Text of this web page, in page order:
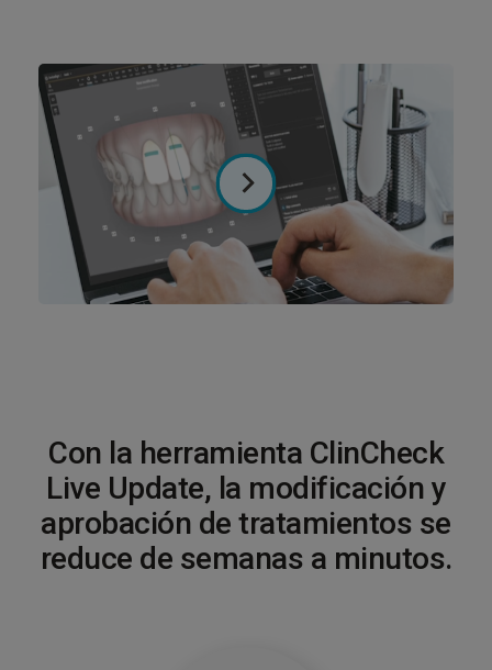
Con la herramienta ClinCheck
Live Update, la modificación y
aprobación de tratamientos se
reduce de semanas a minutos.